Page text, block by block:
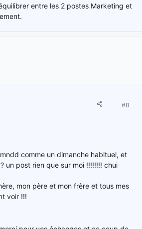
entre les 2 postes Marketing et
#8
comme un dimanche habituel, et
un post rien que sur moi !!!!!!!! chui
mon père et mon frère et tous mes
voir !!!